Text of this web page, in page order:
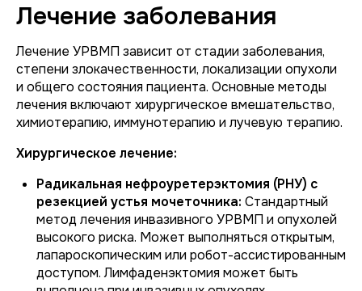
Лечение заболевания
Лечение УРВМП зависит от стадии заболевания,
степени злокачественности, локализации опухоли
и общего состояния пациента. Основные методы
лечения включают хирургическое вмешательство,
химиотерапию, иммунотерапию и лучевую терапию.
Хирургическое лечение:
Радикальная нефроуретерэктомия (РНУ) с
резекцией устья мочеточника: Стандартный
метод лечения инвазивного УРВМП и опухолей
высокого риска. Может выполняться открытым,
лапароскопическим или робот-ассистированным
доступом. Лимфаденэктомия может быть